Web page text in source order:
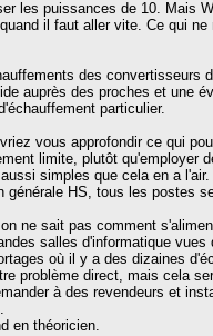
les puissances de 10. Mais
il faut aller vite. Ce qui
des convertisseurs
auprès des proches et une
particulier.
vous approfondir ce qui
limite, plutôt qu'employer
simples que cela en a
générale HS, tous les postes
ne sait pas comment
salles d'informatique vues
où il y a des dizaines
problème direct, mais cela
à des revendeurs et
en théoricien.